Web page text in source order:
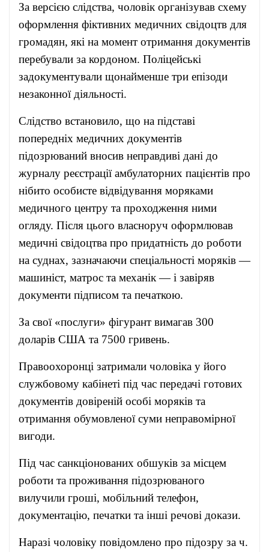
За версією слідства, чоловік організував схему
оформлення фіктивних медичних свідоцтв для
громадян, які на момент отримання документів
перебували за кордоном. Поліцейські
задокументували щонайменше три епізоди
незаконної діяльності.
Слідство встановило, що на підставі
попередніх медичних документів
підозрюваний вносив неправдиві дані до
журналу реєстрації амбулаторних пацієнтів про
нібито особисте відвідування моряками
медичного центру та проходження ними
огляду. Після цього власноруч оформлював
медичні свідоцтва про придатність до роботи
на суднах, зазначаючи спеціальності моряків —
машиніст, матрос та механік — і завіряв
документи підписом та печаткою.
За свої «послуги» фігурант вимагав 300
доларів США та 7500 гривень.
Правоохоронці затримали чоловіка у його
службовому кабінеті під час передачі готових
документів довіреній особі моряків та
отримання обумовленої суми неправомірної
вигоди.
Під час санкціонованих обшуків за місцем
роботи та проживання підозрюваного
вилучили гроші, мобільний телефон,
документацію, печатки та інші речові докази.
Наразі чоловіку повідомлено про підозру за ч.